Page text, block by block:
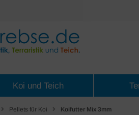
Koi und Teich
Pellets für Koi Koifutter Mix 3mm